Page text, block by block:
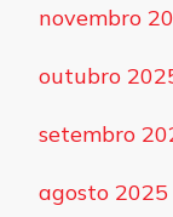
novembro
outubro
setembro
agosto 2025